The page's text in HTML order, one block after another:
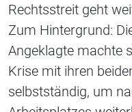
Rechtsstreit geht
Zum Hintergrund:
Angeklagte machte
Krise mit ihren
selbstständig, um